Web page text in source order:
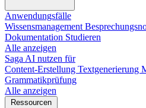
Anwendungsfälle
Wissensmanagement
Dokumentation Studieren
Alle anzeigen
Saga AI nutzen für
Content-Erstellung Textgenerierung
Grammatikprüfung
Alle anzeigen